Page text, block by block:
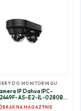
DO MONITORINGU
IP Dahua IPC-
AS-E2-IL-0280B-
Black
BRAK NA MAGAZYNIE